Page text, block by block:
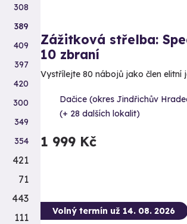
Zážitková střelba:
10 zbraní
Vystřílejte 80 nábojů jako člen elitní
Dačice (okres Jindřichův
(+ 28 dalších lokalit)
1 999 Kč
Volný termín už 14. 08. 2026
308
389
409
397
420
300
349
354
421
71
443
111